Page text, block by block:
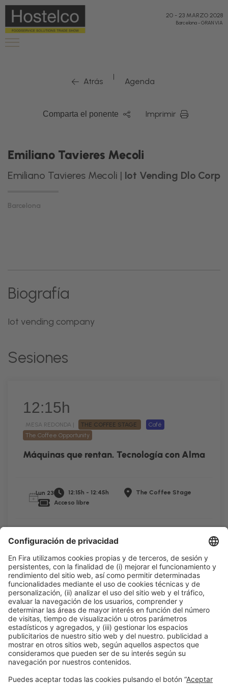
20 - 23 MARZO 2028
Barcelona-GRAN VIA
Atrás | Agenda
Comparta el ponente Imprimir
Emiliano Tavieres Mecoli
Emiliano Tavieres Mecoli | Iot Vending Dlo Corp
Barcelona
Biografía
Iot vending company
Sesiones
12:15h
MESA REDONDA | THE COFFEE STAGE
Café
The Coffee Opportunity
Máquinas que rentan. Tecnología con Alma
Lun 23 12:15h - 12:45h
The Coffee Stage
Acceso libre
Información generalAviso legalPolítica de privacidad